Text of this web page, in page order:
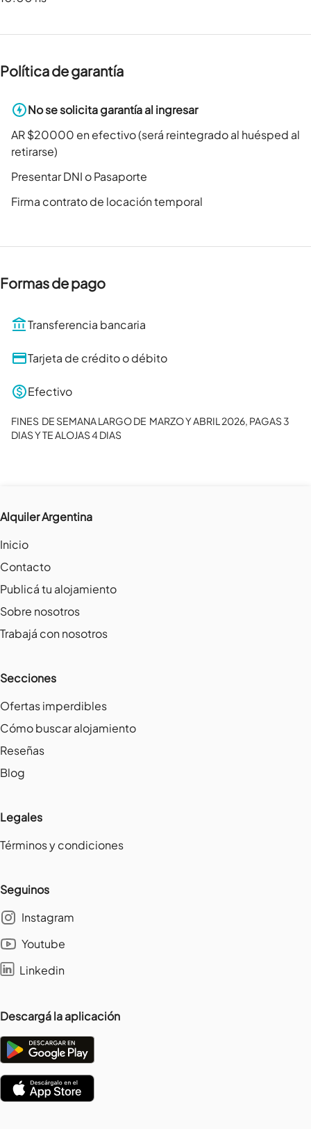
Política de garantía
No se solicita garantía al ingresar
AR $20000 en efectivo (será reintegrado al huésped al
retirarse)
Presentar DNI o Pasaporte
Firma contrato de locación temporal
Formas de pago
Transferencia bancaria
Tarjeta de crédito o débito
Efectivo
FINES  DE SEMANA LARGO DE  MARZO Y ABRIL 2026, PAGAS 3
DIAS Y TE ALOJAS 4 DIAS
Alquiler Argentina
Inicio
Contacto
Publicá tu alojamiento
Sobre nosotros
Trabajá con nosotros
Secciones
Ofertas imperdibles
Cómo buscar alojamiento
Reseñas
Blog
Legales
Términos y condiciones
Seguinos
Instagram
Youtube
Linkedin
Descargá la aplicación